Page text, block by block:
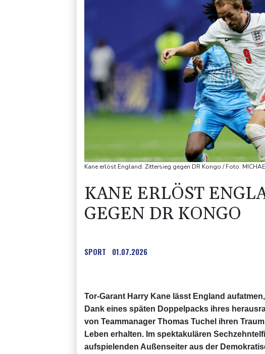
Kane erlöst England: Zittersieg gegen DR Kongo / Foto:
KANE ERLÖST
GEGEN DR KONGO
SPORT 01.07.2026
Tor-Garant Harry Kane lässt England
Dank eines späten Doppelpacks ihres
von Teammanager Thomas Tuchel ihren
Leben erhalten. Im spektakulären
aufspielenden Außenseiter aus der